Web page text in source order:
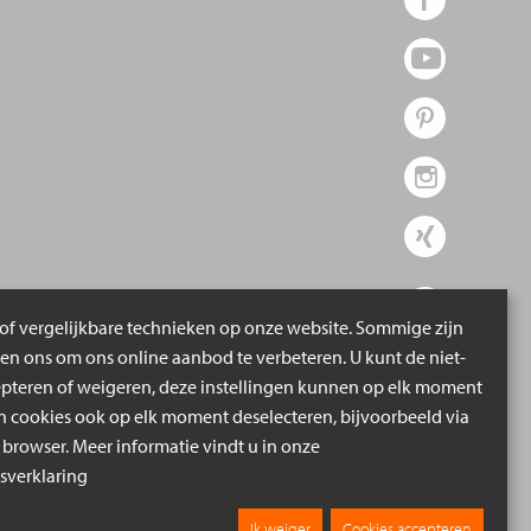
vergelijkbare technieken op onze website. Sommige zijn
ons om ons online aanbod te verbeteren. U kunt de niet-
of weigeren, deze instellingen kunnen op elk moment
cookies ook op elk moment deselecteren, bijvoorbeeld via
Meer informatie vindt u in onze